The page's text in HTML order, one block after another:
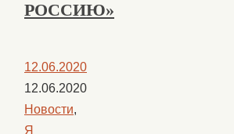
РОССИЮ»
12.06.2020
12.06.2020
Новости,
Я